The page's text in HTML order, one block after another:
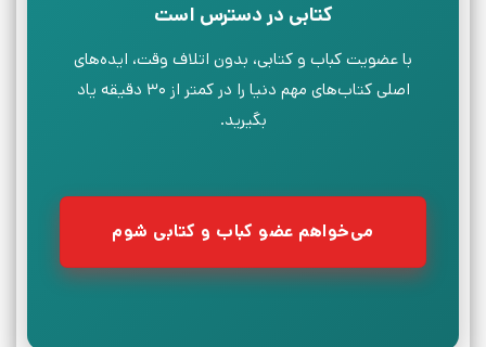
کتابی در دسترس است
با عضویت کباب و کتابی، بدون اتلاف وقت، ایده‌های
اصلی کتاب‌های مهم دنیا را در کمتر از ۳۰ دقیقه یاد
بگیرید.
می‌خواهم عضو کباب و کتابی شوم